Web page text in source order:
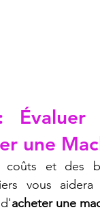
une
et des
vous
acheter une